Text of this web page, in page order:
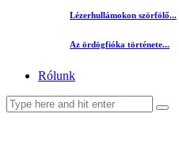
Lézerhullámokon szörfölő...
Az ördögfióka története...
Rólunk